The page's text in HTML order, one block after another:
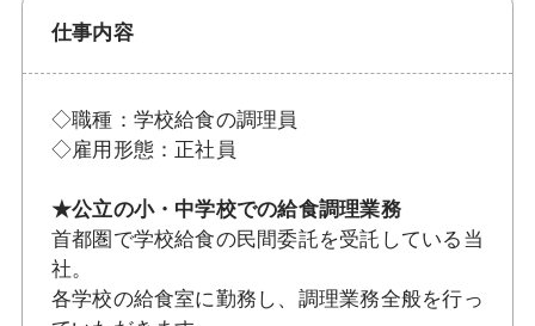
仕事内容
◇職種：学校給食の調理員
◇雇用形態：正社員
★公立の小・中学校での給食調理業務
首都圏で学校給食の民間委託を受託している当
社。
各学校の給食室に勤務し、調理業務全般を行っ